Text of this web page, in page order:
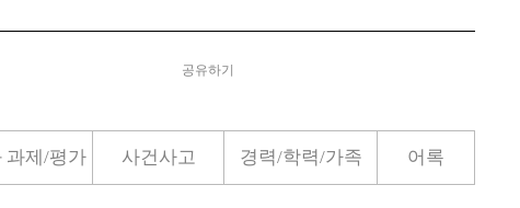
공유하기
과제/평가 사건사고 경력/학력/가족 어록